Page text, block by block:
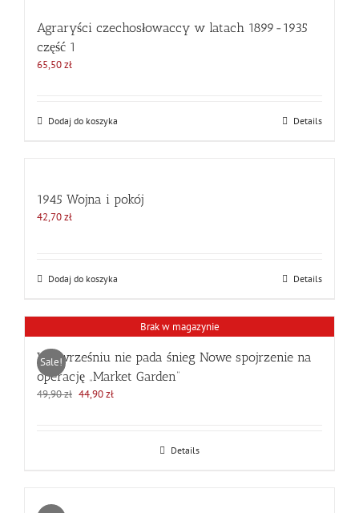
Agraryści czechosłowaccy w latach 1899-1935
część 1
65,50zł
Dodaj do koszyka Details
1945 Wojna i pokój
42,70zł
Dodaj do koszyka Details
Brak w magazynie
Sale!
We wrześniu nie pada śnieg Nowe spojrzenie na
operację „Market Garden”
49,90zł Pierwotna
44,90złAktualna
Details